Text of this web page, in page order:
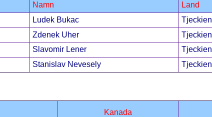
Namn
Land
Ludek Bukac
Tjeckien
Zdenek Uher
Tjeckien
Slavomir Lener
Tjeckien
Stanislav Nevesely Tjeckien
Kanada